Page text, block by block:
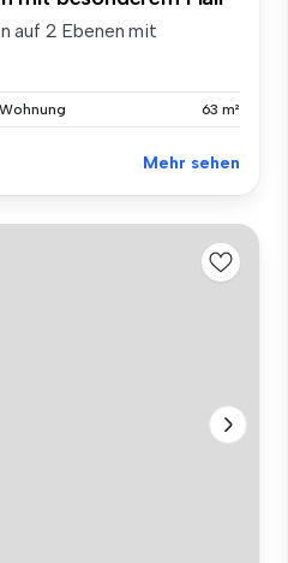
auf 2 Ebenen mit
Wohnung 63 m²
Mehr sehen